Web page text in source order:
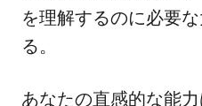
を理解するのに必要
る。
あなたの直感的な能